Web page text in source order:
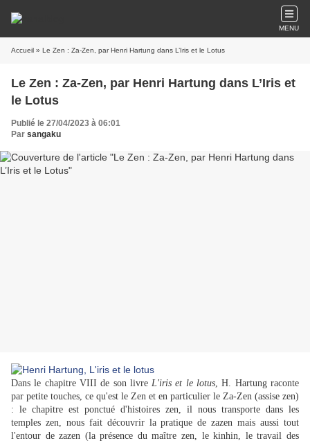
MENU
Accueil » Le Zen : Za-Zen, par Henri Hartung dans L’Iris et le Lotus
Le Zen : Za-Zen, par Henri Hartung dans L’Iris et
le Lotus
Publié le 27/04/2023 à 06:01
Par sangaku
Dans le chapitre VIII de son livreL'iris et le lotus, H. Hartung raconte
par petite touches, ce qu'est le Zen et en particulier le Za-Zen (assise zen)
: le chapitre est ponctué d'histoires zen, il nous transporte dans les
temples zen, nous fait découvrir la pratique de zazen mais aussi tout
l'entour de zazen (la présence du maître zen, le kinhin, le travail des